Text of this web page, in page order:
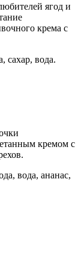
ягод и
крема с
сахар, вода.
кремом с
вода, ананас,